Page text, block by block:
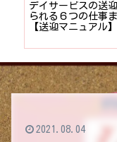
デイサービスの送
られる６つの仕事
【送迎マニュアル】
2021.08.04